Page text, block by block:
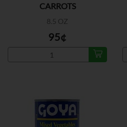
CARROTS
8.5 OZ
95¢